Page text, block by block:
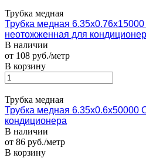
Трубка медная
Трубка медная
неотожженная для
В наличии
от 108 руб./метр
В корзину
Трубка медная
Трубка медная 6.35х0.6х50000
кондиционера
В наличии
от 86 руб./метр
В корзину